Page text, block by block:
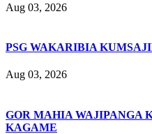
Aug 03, 2026
PSG WAKARIBIA
Aug 03, 2026
GOR MAHIA WAJIPANGA
KAGAME